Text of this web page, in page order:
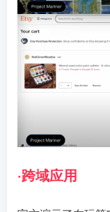
·跨域应用